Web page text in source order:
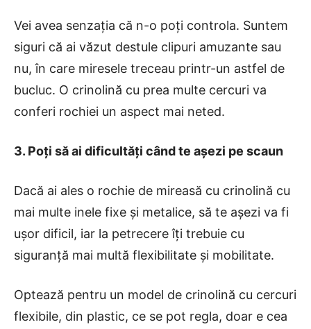
Vei avea senzația că n-o poți controla. Suntem
siguri că ai văzut destule clipuri amuzante sau
nu, în care miresele treceau printr-un astfel de
bucluc. O crinolină cu prea multe cercuri va
conferi rochiei un aspect mai neted.
3. Poți să ai dificultăți când te așezi pe scaun
Dacă ai ales o rochie de mireasă cu crinolină cu
mai multe inele fixe și metalice, să te așezi va fi
ușor dificil, iar la petrecere îți trebuie cu
siguranță mai multă flexibilitate și mobilitate.
Optează pentru un model de crinolină cu cercuri
flexibile, din plastic, ce se pot regla, doar e cea